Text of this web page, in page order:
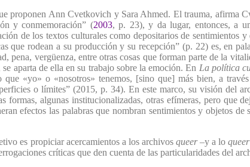
proponen Ann Cvetkovich y Sara Ahmed. El trauma, afirma
y conmemoración” (2003, p. 23), y da lugar, entonces, a
de los textos culturales como depositarios de sentimientos
que rodean a su producción y su recepción” (p. 22) es, en
pena, vergüenza, entre otras cosas que forman parte de la
aparta de ella en su trabajo sobre la emoción. En La política
que «yo» o «nosotros» tenemos, [sino que] más bien, a
o límites” (2015, p. 34). En este marco, su visión del
formas, algunas institucionalizadas, otras efímeras, pero que
efectos las palabras que nombran sentimientos y objetos de
es propiciar acercamientos a los archivos queer–y a loqueer
críticas que den cuenta de las particularidades del